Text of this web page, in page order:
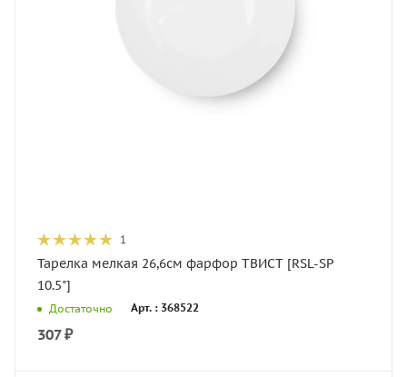
1
Тарелка мелкая 26,6см фарфор ТВИСТ [RSL-SP
10.5"]
Достаточно Арт. : 368522
307₽